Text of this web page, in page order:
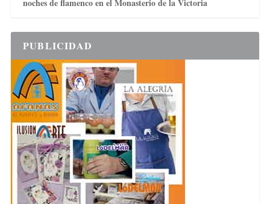
noches de flamenco en el Monasterio de la Victoria
PUBLICIDAD